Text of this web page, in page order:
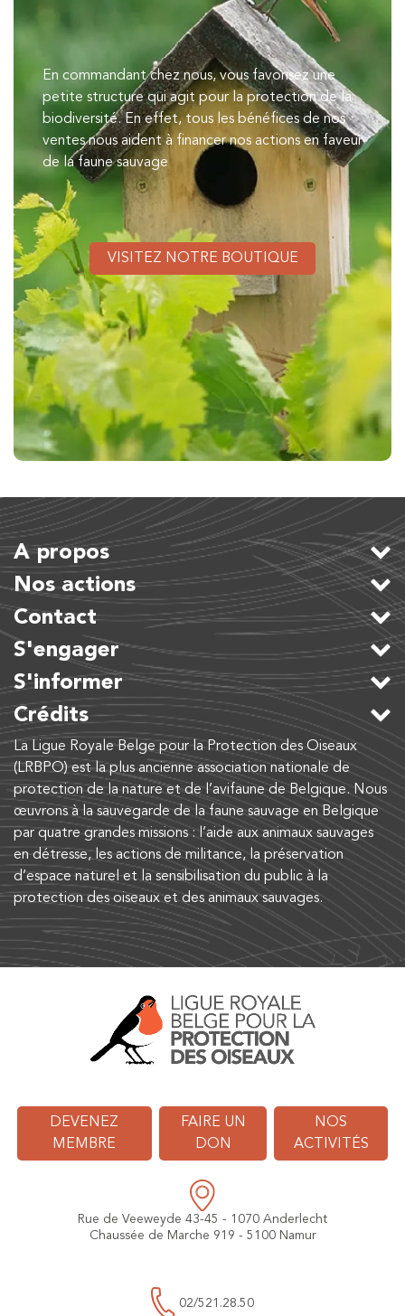
En commandant chez nous, vous favorisez une
petite structure qui agit pour la protection de la
biodiversité. En effet, tous les bénéfices de nos
ventes nous aident à financer nos actions en faveur
de la faune sauvage
VISITEZ NOTRE BOUTIQUE
A propos
Nos actions
Contact
S'engager
S'informer
Crédits
La Ligue Royale Belge pour la Protection des Oiseaux
(LRBPO) est la plus ancienne association nationale de
protection de la nature et de l’avifaune de Belgique. Nous
œuvrons à la sauvegarde de la faune sauvage en Belgique
par quatre grandes missions : l’aide aux animaux sauvages
en détresse, les actions de militance, la préservation
d’espace naturel et la sensibilisation du public à la
protection des oiseaux et des animaux sauvages.
DEVENEZ
MEMBRE
FAIRE UN
DON
NOS
ACTIVITÉS
Rue de Veeweyde 43-45 - 1070 Anderlecht
Chaussée de Marche 919 - 5100 Namur
02/521.28.50